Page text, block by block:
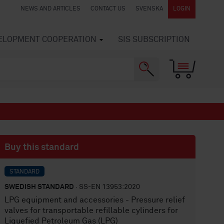
NEWS AND ARTICLES CONTACT US SVENSKA LOGIN
COOPERATION SIS SUBSCRIPTION
Buy this standard
STANDARD
SWEDISH STANDARD · SS-EN 13953:2020
LPG equipment and accessories - Pressure relief
valves for transportable refillable cylinders for
Liquefied Petroleum Gas (LPG)